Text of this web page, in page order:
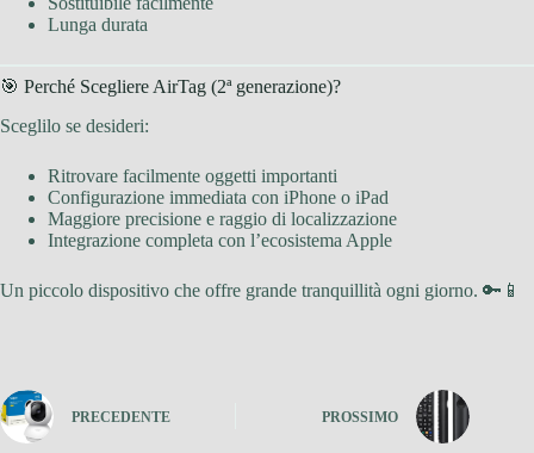
Lunga durata
🎯 Perché Scegliere AirTag (2ª generazione)?
Sceglilo se desideri:
Ritrovare facilmente oggetti importanti
Configurazione immediata con iPhone o iPad
Maggiore precisione e raggio di localizzazione
Integrazione completa con l’ecosistema Apple
Un piccolo dispositivo che offre grande tranquillità ogni giorno. 🔑📱
PRECEDENTE PROSSIMO